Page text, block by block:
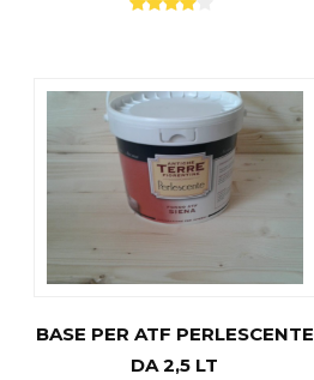
BASE PER ATF PERLESCENTE
DA 2,5 LT